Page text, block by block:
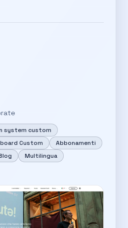
system custom
Custom
Abbonamenti
Multilingua